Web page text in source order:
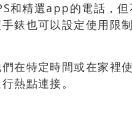
和精選app的電話，但
錶也可以設定使用限
在特定時間或在家裡
熱點連接。